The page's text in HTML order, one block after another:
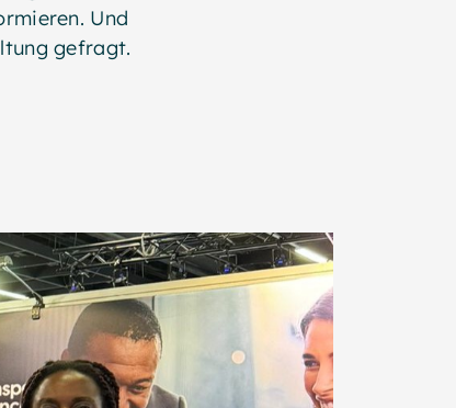
Und
gefragt.